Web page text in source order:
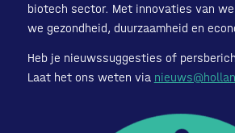
biotech sector. Met innovaties van
we gezondheid, duurzaamheid en
Heb je nieuwssuggesties of
Laat het ons weten via